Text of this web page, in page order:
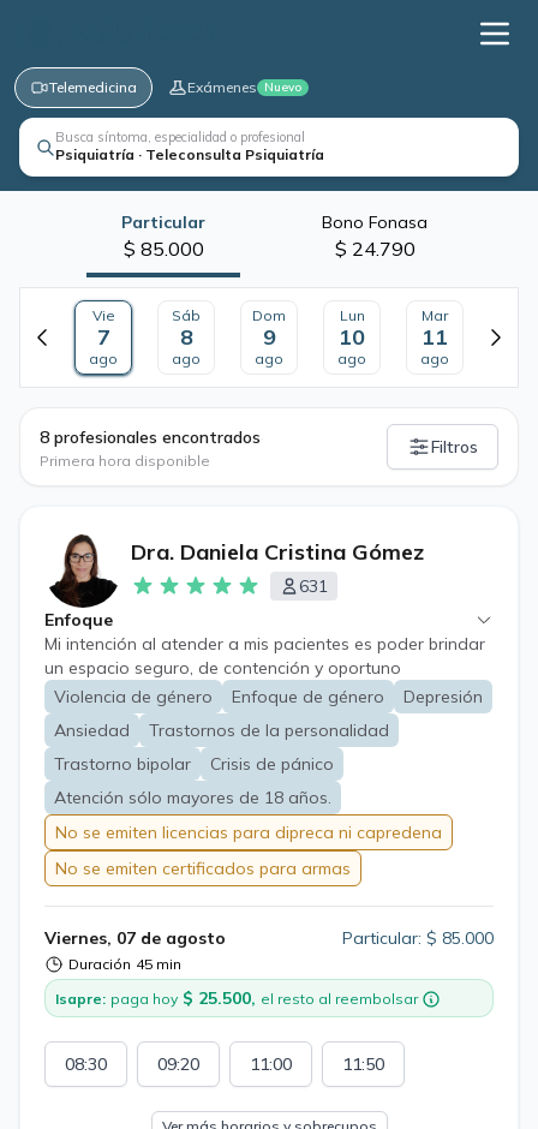
Telemedicina Exámenes Nuevo
Busca síntoma, especialidad o profesional
Psiquiatría · Teleconsulta Psiquiatría
Particular
$ 85.000
Bono Fonasa
$ 24.790
Vie
7
ago
Sáb
8
ago
Dom
9
ago
Lun
10
ago
Mar
11
ago
8 profesionales encontrados
Primera hora disponible
Filtros
Dra. Daniela Cristina Gómez
631
Enfoque
Mi intención al atender a mis pacientes es poder brindar
un espacio seguro, de contención y oportuno
tratamiento en áreas como Trastorno de Ansiedad,
Depresión, Trastorno Bipolar, Estrés laboral, Crisis de
Pánico, Depresión en el embarazo y postparto,
Trastornos adaptativos, Trastornos de Personalidad,
Trastorno de Estrés post traumático,Trastornos por
Dolor, Trauma Complejo, Trauma Relacional temprano,
Vícitmas de violencia de género con enfoque de género.
Violencia de género Enfoque de género
Depresión
Ansiedad
Trastornos de la personalidad
Trastorno bipolar
Crisis de pánico
Atención sólo mayores de 18 años.
No se emiten licencias para dipreca ni capredena
No se emiten certificados para armas
Viernes, 07 de agosto
Duración 45 min
Particular: $ 85.000
Isapre: paga hoy $ 25.500, el resto al reembolsar
08:30 09:20 11:00 11:50